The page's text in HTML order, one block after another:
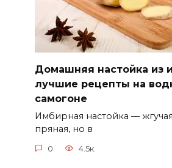
Домашняя настойка из
лучшие рецепты на
самогоне
Имбирная настойка —
пряная, но в
0 4.5к.